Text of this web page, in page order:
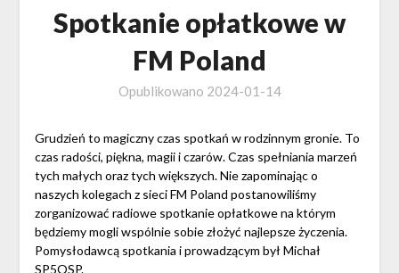
Spotkanie opłatkowe w
FM Poland
Opublikowano 2024-01-14
Grudzień to magiczny czas spotkań w rodzinnym gronie. To
czas radości, piękna, magii i czarów. Czas spełniania marzeń
tych małych oraz tych większych. Nie zapominając o
naszych kolegach z sieci FM Poland postanowiliśmy
zorganizować radiowe spotkanie opłatkowe na którym
będziemy mogli wspólnie sobie złożyć najlepsze życzenia.
Pomysłodawcą spotkania i prowadzącym był Michał
SP5OSP.